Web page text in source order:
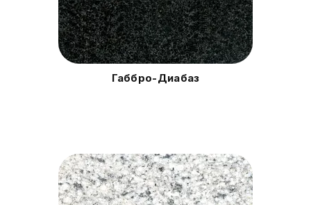
Габбро-Диабаз